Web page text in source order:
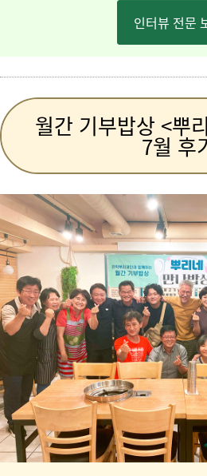
인터뷰 전문
월간 기부밥상 <뿌
7월 후